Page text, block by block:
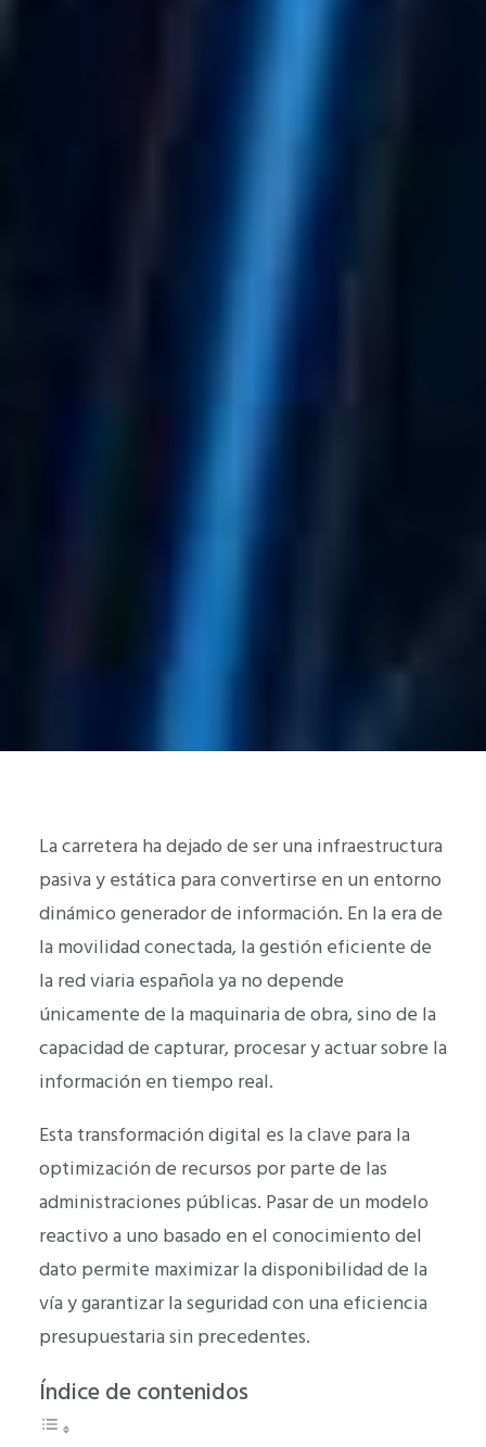
La carretera ha dejado de ser una infraestructura
pasiva y estática para convertirse en un entorno
dinámico generador de información. En la era de
la movilidad conectada, la gestión eficiente de
la red viaria española ya no depende
únicamente de la maquinaria de obra, sino de la
capacidad de capturar, procesar y actuar sobre la
información en tiempo real.
Esta transformación digital es la clave para la
optimización de recursos por parte de las
administraciones públicas. Pasar de un modelo
reactivo a uno basado en el conocimiento del
dato permite maximizar la disponibilidad de la
vía y garantizar la seguridad con una eficiencia
presupuestaria sin precedentes.
Índice de contenidos